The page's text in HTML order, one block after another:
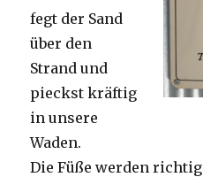
fegt der Sand
über den
Strand und
pieckst kräftig
in unsere
Waden.
Die Füße werden